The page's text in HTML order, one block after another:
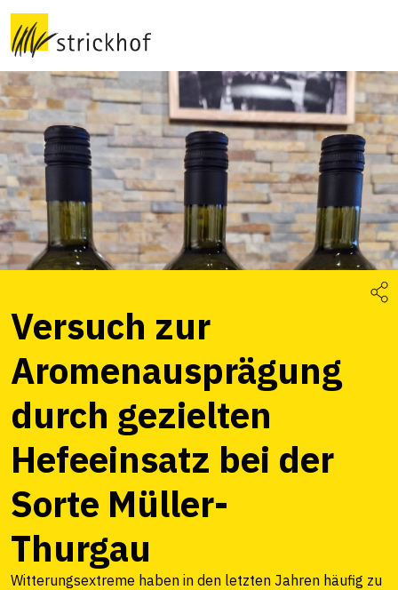
Versuch zur
Aromenausprägung
durch gezielten
Hefeeinsatz bei der
Sorte Müller-
Thurgau
Witterungsextreme haben in den letzten Jahren häufig zu